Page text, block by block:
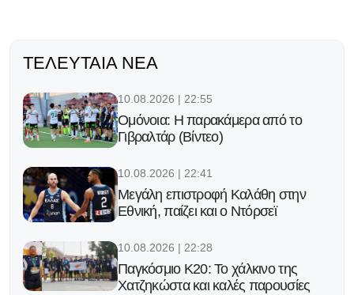
ΤΕΛΕΥΤΑΊΑ ΝΈΑ
10.08.2026 | 22:55
Ομόνοια: Η παρακάμερα από το
Γιβραλτάρ (Βίντεο)
10.08.2026 | 22:41
Μεγάλη επιστροφή Καλάθη στην
Εθνική, παίζει και ο Ντόρσεϊ
10.08.2026 | 22:28
Παγκόσμιο Κ20: Το χάλκινο της
Χατζηκώστα και καλές παρουσίες